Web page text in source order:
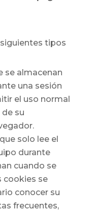
tipos
se almacenan
una sesión
el uso normal
su
solo lee el
durante
cuando se
cookies se
conocer su
frecuentes,